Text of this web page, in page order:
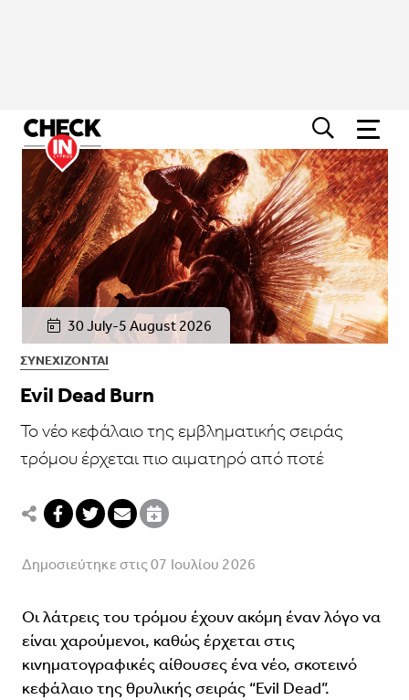
30 July-5 August 2026
ΣΥΝΕΧΊΖΟΝΤΑΙ
Evil Dead Burn
Το νέο κεφάλαιο της εμβληματικής σειράς
τρόμου έρχεται πιο αιματηρό από ποτέ
Δημοσιεύτηκε στις 07 Ιουλίου 2026
Οι λάτρεις του τρόμου έχουν ακόμη έναν λόγο να
είναι χαρούμενοι, καθώς έρχεται στις
κινηματογραφικές αίθουσες ένα νέο, σκοτεινό
κεφάλαιο της θρυλικής σειράς “Evil Dead”.